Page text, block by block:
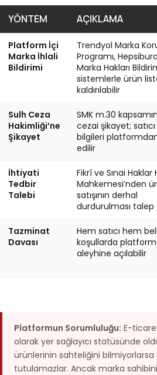
YÖNTEM AÇIKLAMA
Platform İçi
Marka İhlali
Bildirimi
Trendyol Marka
Programı,
Marka Hakları
sistemlerle ürün
kaldırılabilir
Sulh Ceza
Hakimliği’ne
Şikayet
SMK m.30
cezai şikayet;
bilgileri
edilir
İhtiyati
Tedbir
Talebi
Fikrî ve Sınai Haklar
Mahkemesi’nden
satışının derhal
durdurulması talep
Tazminat
Davası
Hem satıcı hem
koşullarda platform
aleyhine açılabilir
Platformun Sorumluluğu: E-
olarak yer sağlayıcı statüsünde
ürünlerinin sahteliğini
tutulamazlar. Ancak marka